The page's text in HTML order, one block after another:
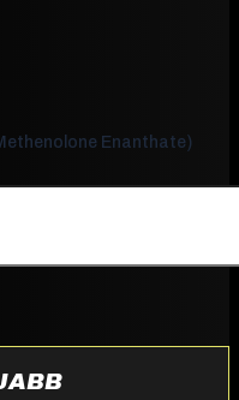
Enanthate)